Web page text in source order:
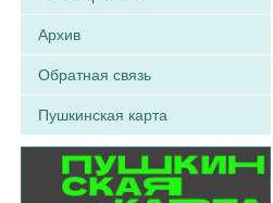
Архив
Обратная связь
Пушкинская карта